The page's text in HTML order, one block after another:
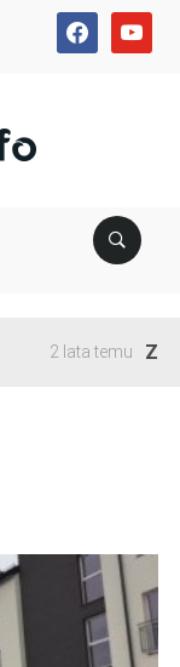
facebookyoutube
2 lata temu